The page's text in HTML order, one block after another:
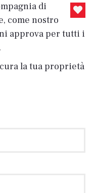
di
come nostro
approva per tutti i
la tua proprietà